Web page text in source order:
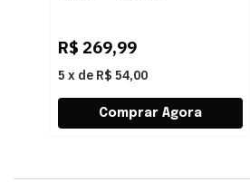
R$ 269,99
5 x de R$ 54,00